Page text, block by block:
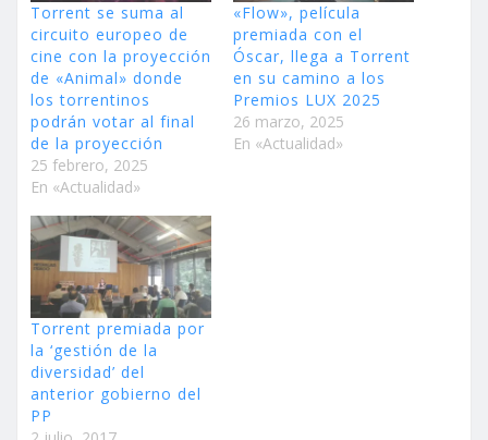
Torrent se suma al
circuito europeo de
cine con la proyección
de «Animal» donde
los torrentinos
podrán votar al final
de la proyección
25 febrero, 2025
En «Actualidad»
«Flow», película
premiada con el
Óscar, llega a Torrent
en su camino a los
Premios LUX 2025
26 marzo, 2025
En «Actualidad»
Torrent premiada por
la ‘gestión de la
diversidad’ del
anterior gobierno del
PP